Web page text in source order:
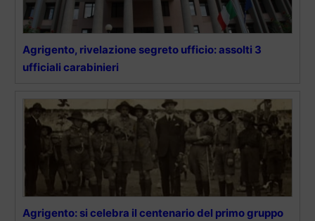
Agrigento, rivelazione segreto ufficio: assolti 3
ufficiali carabinieri
Agrigento: si celebra il centenario del primo gruppo